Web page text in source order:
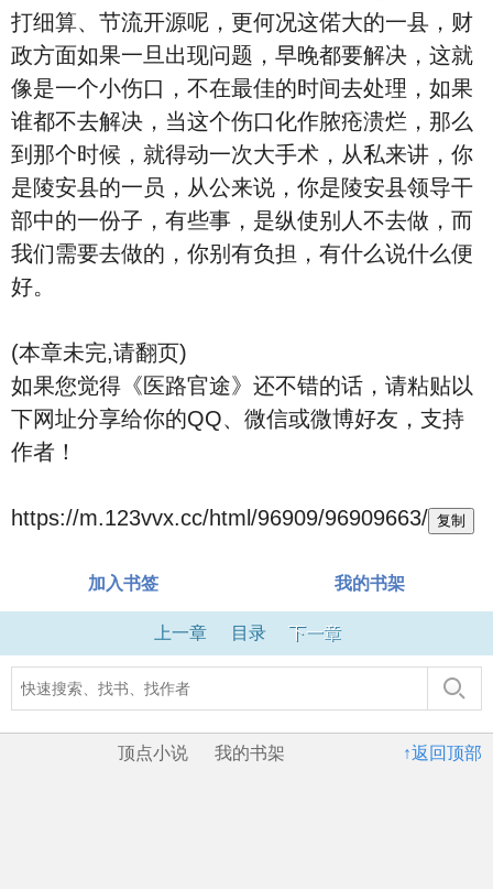
打细算、节流开源呢，更何况这偌大的一县，财
政方面如果一旦出现问题，早晚都要解决，这就
像是一个小伤口，不在最佳的时间去处理，如果
谁都不去解决，当这个伤口化作脓疮溃烂，那么
到那个时候，就得动一次大手术，从私来讲，你
是陵安县的一员，从公来说，你是陵安县领导干
部中的一份子，有些事，是纵使别人不去做，而
我们需要去做的，你别有负担，有什么说什么便
好。
(本章未完,请翻页)
如果您觉得《医路官途》还不错的话，请粘贴以
下网址分享给你的QQ、微信或微博好友，支持
作者！
https://m.123vvx.cc/html/96909/96909663/ 复制
加入书签 我的书架
上一章 目录 下一章
↑返回顶部
顶点小说 我的书架